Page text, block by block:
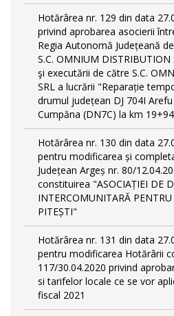
Hotărârea nr. 129 din data
privind aprobarea asocierii
Regia Autonomă Județeană
S.C. OMNIUM
şi executării de către S.C.
SRL a lucrării "Reparație
drumul județean DJ 704I
Cumpăna (DN7C) la km
Hotărârea nr. 130 din data
pentru modificarea și
Județean Argeș nr. 80/
constituirea "ASOCIAȚIEI DE
INTERCOMUNITARĂ
PITEȘTI"
Hotărârea nr. 131 din data
pentru modificarea Hotărârii
117/30.04.2020 privind
si tarifelor locale ce se vor
fiscal 2021